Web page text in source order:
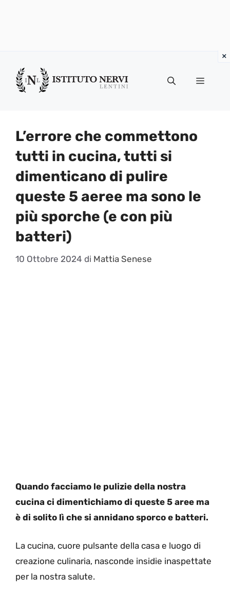
contenuto
Menu
L’errore che commettono
tutti in cucina, tutti si
dimenticano di pulire
queste 5 aeree ma sono le
più sporche (e con più
batteri)
10 Ottobre 2024 di Mattia Senese
Quando facciamo le pulizie della nostra
cucina ci dimentichiamo di queste 5 aree ma
è di solito lì che si annidano sporco e batteri.
La cucina, cuore pulsante della casa e luogo di
creazione culinaria, nasconde insidie inaspettate
per la nostra salute.